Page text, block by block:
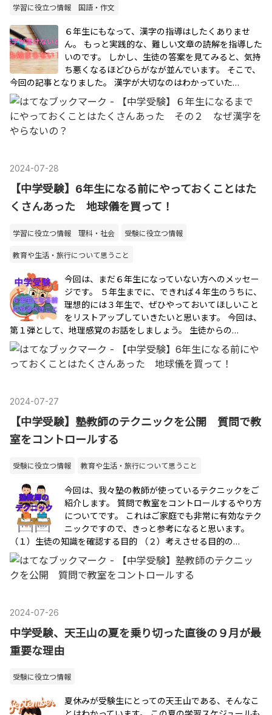
学習に役立つ情報 国語・作文
６年生にもなって、漢字の指導はしたくありませ
ん。 もっと実践的な、難しい文章の読解を指導した
いのです。 しかし、生徒の答案を見てみると、気持
ち悪くなるほどひらがなが並んでいます。 そこで、
今回の記事となりました。 漢字が大切なのはわかっていた…
2024-07-28
【中学受験】6年生になる前にやっておくことはた
くさんあった 地球儀を買って！
学習に役立つ情報 理科・社会 受験に役立つ情報
教育や生活・旅行について思うこと
今回は、まだ６年生になっていない方へのメッセー
ジです。 ５年生までに、できれば４年生のうちに、
理想的には３年生で、ぜひやっておいてほしいこと
をリストアップしていきたいと思います。 今回は、
第１弾として、地理感覚のお話をしましょう。 生徒からの…
2024-07-27
【中学受験】塾教師のテクニックを公開 質問で教
室をコントロールする
受験に役立つ情報 教育や生活・旅行について思うこと
今回は、我々塾の教師が使っているテクニックをご
紹介します。 質問で教室をコントロールするやり方
についてです。 これはご家庭でも非常に有効なテク
ニックですので、きっと参考になると思います。
（１）生徒の知識を確認する目的 （２）考えさせる目的の…
2024-07-26
中学受験、天王山の夏を乗り切った直後の９月が最
重要な理由
受験に役立つ情報
夏休みが受験生にとっての天王山である、そんなこ